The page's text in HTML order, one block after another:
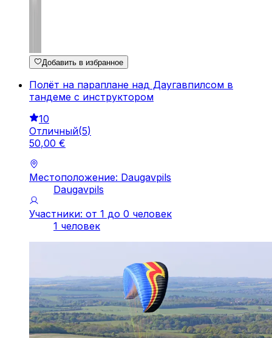
Добавить в избранное
Полёт на параплане над Даугавпилсом в
тандеме с инструктором
10
Отличный(5)
50,00 €
Местоположение: Daugavpils
Daugavpils
Участники: от 1 до 0 человек
1 человек